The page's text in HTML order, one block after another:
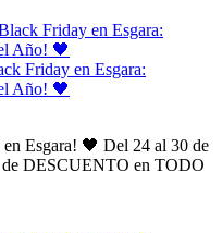
Friday en Esgara:
Año! 🖤
en Esgara! 🖤 Del 24 al 30 de
de DESCUENTO en TODO